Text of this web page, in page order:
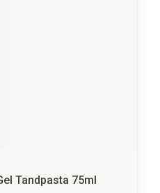
Tandpasta 75ml